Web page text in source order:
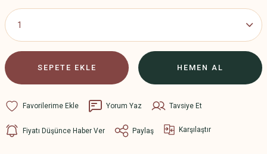
SEPETE EKLE HEMEN AL
Yorum Yaz Tavsiye Et
Fiyatı Düşünce Haber Ver Paylaş Karşılaştır